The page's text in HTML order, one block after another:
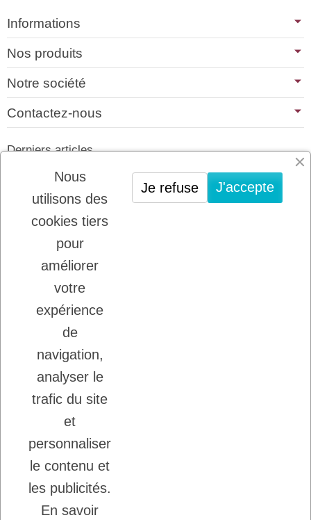
Informations
Nos produits
Notre société
Contactez-nous
Derniers articles
01/07/2026
PLATINUM : LE MEILLEUR DE LA
VIANDE POUR CHIENS ET CHATS
22/08/2025
LADYBEL : DES SOINS FRANCAIS DE
GRANDE QUALITE
Inscription à la newsletter
Vous pouvez vous désinscrire à tout moment.
J'accepte les conditions générales et la
politique de confidentialité.
Nous
utilisons des
cookies tiers
pour
améliorer
votre
expérience
de
navigation,
analyser le
trafic du site
et
personnaliser
le contenu et
les publicités.
En savoir
J'accepte
Je refuse